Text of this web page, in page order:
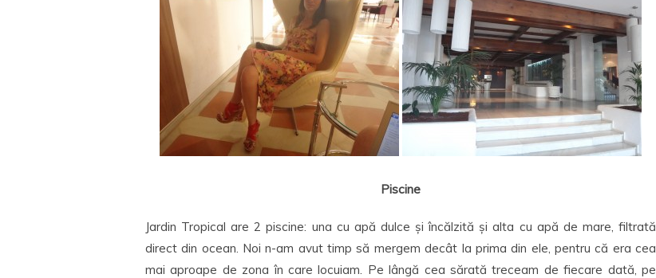
Piscine
Jardin Tropical are 2 piscine: una cu apă dulce și încălzită și alta cu apă de mare, filtrată
direct din ocean. Noi n-am avut timp să mergem decât la prima din ele, pentru că era cea
mai aproape de zona în care locuiam. Pe lângă cea sărată treceam de fiecare dată, pe